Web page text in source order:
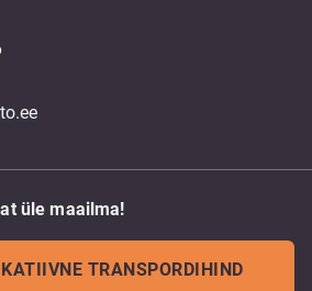
üle maailma!
TRANSPORDIHIND